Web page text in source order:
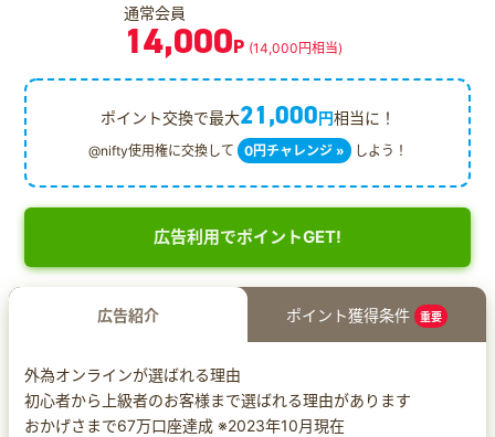
通常会員
14,000P (14,000円相当)
ポイント交換で最大21,000円相当に！
@nifty使用権に交換して 0円チャレンジ » しよう！
広告利用でポイントGET!
広告紹介 ポイント獲得条件 重要
外為オンラインが選ばれる理由
初心者から上級者のお客様まで選ばれる理由があります
おかげさまで67万口座達成 ※2023年10月現在